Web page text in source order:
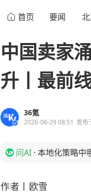
首页 要闻
中国卖家
升丨最前
36氪
2026-06-29 08:51 发布
问AI · 本地化策略中
作者丨欧雪